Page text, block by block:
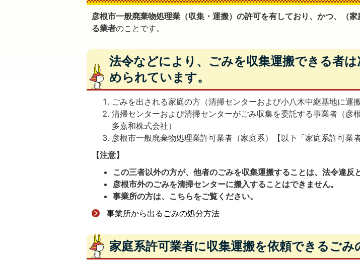
彦根市一般廃棄物処理業（収集・運搬）の許可を有しており、かつ、（
る業者のことです。
法令などにより、ごみを収集運搬できる者
められています。
ごみを出される家庭の方（清掃センターおよび小八木中継基地に運搬
清掃センターおよび清掃センターがごみ収集を委託する事業者（彦
多嘉和株式会社）
彦根市一般廃棄物処理業許可業者（家庭系）【以下「家庭系許可業
【注意】
この三者以外の方が、他者のごみを収集運搬することは、法令違反
彦根市外のごみを清掃センターに搬入することはできません。
事業所の方は、こちらをご覧ください。
事業所から出るごみの処分方法
家庭系許可業者に収集運搬を依頼できるごみ